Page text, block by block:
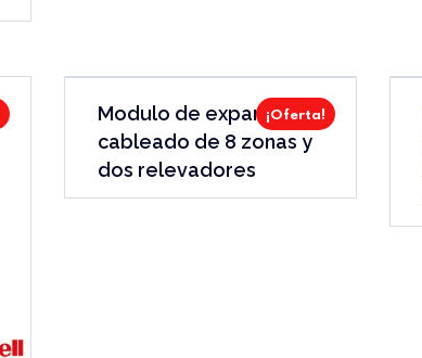
¡Oferta!
Modulo de expansión
cableado de 8 zonas y
dos relevadores